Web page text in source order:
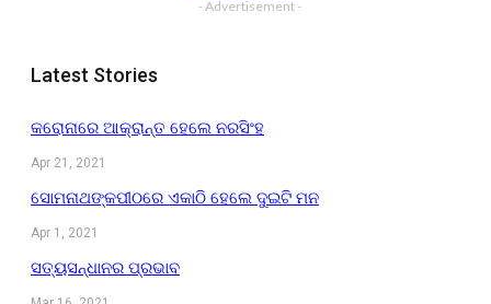
- Advertisement -
Latest Stories
କରୋନାରେ ଆକ୍ରାନ୍ତ ହେଲେ ନରସିଂହ
Apr 21, 2021
ସୋମନାଥଙ୍କପୀଠରେ ଏକାଠି ହେଲେ ଦୁଇଟି ମନ
Apr 1, 2021
ସତ୍ୟସନ୍ଧାନର ପ୍ରଭାବ